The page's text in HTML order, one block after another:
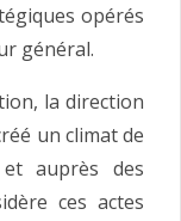
opérés
général.
la direction
un climat de
auprès des
ces actes